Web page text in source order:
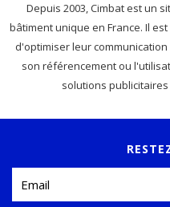
Depuis 2003, Cimbat est un
bâtiment unique en France. Il
d'optimiser leur
son référencement ou
solutions